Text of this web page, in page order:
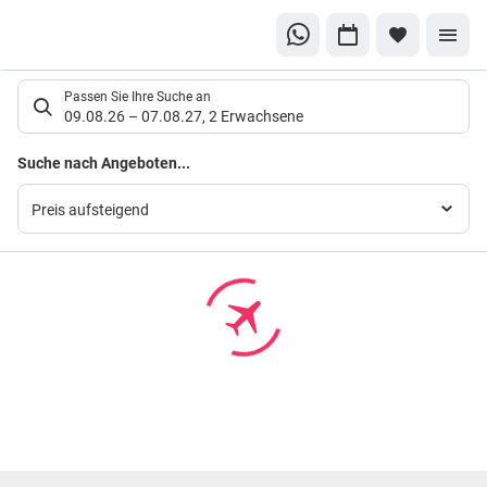
Suchlistenseite
Passen Sie Ihre Suche an
09.08.26 – 07.08.27, 2 Erwachsene
Suche nach Angeboten...
Preis aufsteigend